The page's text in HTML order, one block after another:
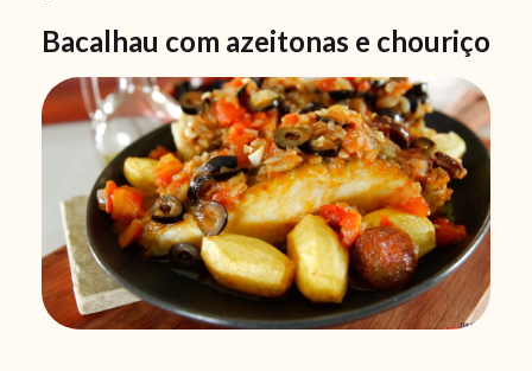
Bacalhau com azeitonas e chouriço